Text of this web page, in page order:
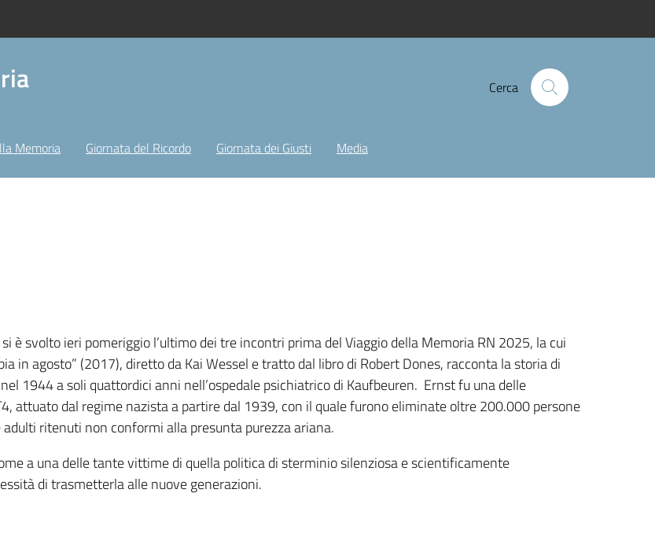
Cerca
Memoria Giornata del Ricordo Giornata dei Giusti Media
è svolto ieri pomeriggio l’ultimo dei tre incontri prima del Viaggio della Memoria RN 2025, la cui
in agosto” (2017), diretto da Kai Wessel e tratto dal libro di Robert Dones, racconta la storia di
1944 a soli quattordici anni nell’ospedale psichiatrico di Kaufbeuren. Ernst fu una delle
attuato dal regime nazista a partire dal 1939, con il quale furono eliminate oltre 200.000 persone
ritenuti non conformi alla presunta purezza ariana.
a una delle tante vittime di quella politica di sterminio silenziosa e scientificamente
di trasmetterla alle nuove generazioni.